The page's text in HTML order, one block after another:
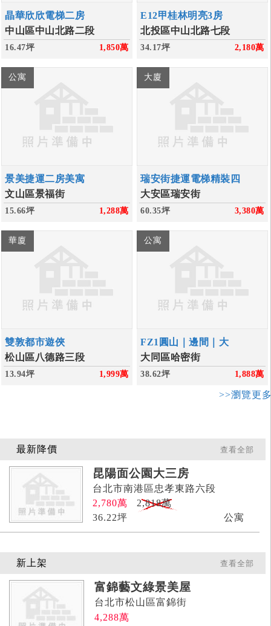
晶華欣欣電梯二房
中山區中山北路二段
16.47坪 1,850萬
E12甲桂林明亮3房
北投區中山北路七段
34.17坪 2,180萬
公寓
景美捷運二房美寓
文山區景福街
15.66坪 1,288萬
大廈
瑞安街捷運電梯精裝四
大安區瑞安街
60.35坪 3,380萬
華廈
雙敦都市遊俠
松山區八德路三段
13.94坪 1,999萬
公寓
FZ1圓山｜邊間｜大
大同區哈密街
38.62坪 1,888萬
>>瀏覽更
最新降價 查看全部
昆陽面公園大三房
台北市南港區忠孝東路六段
2,780萬
2,818萬
36.22坪 公寓
新上架 查看全部
富錦藝文綠景美屋
台北市松山區富錦街
4,288萬